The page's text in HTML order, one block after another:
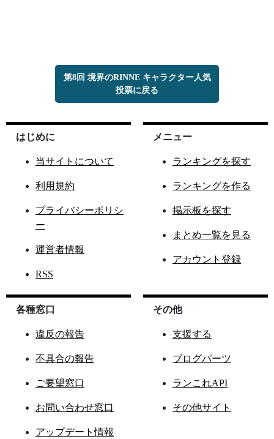
第8回 境界のRINNE キャラクター人気
投票に戻る
はじめに
当サイトについて
利用規約
プライバシーポリシ
ー
運営者情報
RSS
メニュー
ランキングを探す
ランキングを作る
掲示板を探す
まとめ一覧を見る
アカウント登録
各種窓口
違反の報告
不具合の報告
ご要望窓口
お問い合わせ窓口
アップデート情報
その他
支援する
ブログパーツ
ランこれAPI
その他サイト